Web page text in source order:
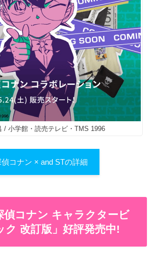
/ 小学館・読売テレビ・TMS 1996
コナン × and STの詳細
偵コナン キャラクタービ
ク 改訂版」好評発売中!